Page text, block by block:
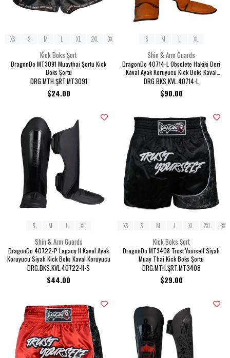
Kick Boks Şort
DragonDo MT3091 Muaythai Şortu Kick
Boks Şortu
DRG.MTH.ŞRT.MT3091
$24.00
XS S M L XL 2XL 3XL
Shin & Arm Guards
DragonDo 40714-L Obsolete Hakiki Deri
Kaval Ayak Koruyucu Kick Boks Kaval
Koruyucu
DRG.BKS.KVL.40714-L
$90.00
S M L XL
Shin & Arm Guards
DragonDo 40722-P Legacy II Kaval Ayak
Koruyucu Siyah Kick Boks Kaval Koruyucu
DRG.BKS.KVL.40722-II-S
$44.00
S M L XL
Kick Boks Şort
DragonDo MT3408 Trust Yourself Siyah
Muay Thai Kick Boks Şortu
DRG.MTH.ŞRT.MT3408
$29.00
XS S M L XL 2XL 3XL